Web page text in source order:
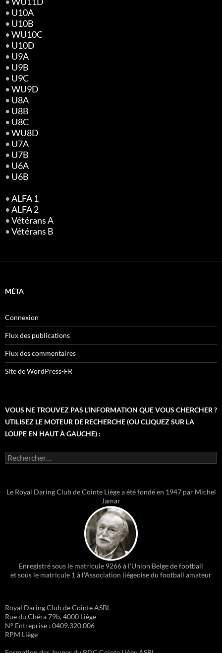
• U10A
• U10B
•WU10C
• U10D
• U9A
• U9B
• U9C
•WU9D
• U8A
• U8B
• U8C
•WU8D
• U7A
• U7B
• U6A
• U6B
•ALFA 1
•ALFA 2
•Vétérans A
•Vétérans B
MÉTA
Connexion
Flux des publications
Flux des commentaires
Site de WordPress-FR
VOUS NE TROUVEZ PAS L’INFORMATION QUE VOUS CHERCHER ?
UTILISEZ LE MOTEUR DE RECHERCHE (OU CLIQUEZ SUR LA
LOUPE EN HAUT À GAUCHE) :
Rechercher :
Le Royal Daring Club de Cointe Liège a été fondé en 1947 par Michel
Jamar
Enregistré sous le matricule 9266 à l'Union Belge de football
et sous le matricule 1 à l'Association liégeoise du football amateur
Royal Daring Club de Cointe ASBL
Rue du Chéra 79b, 4000 Liège
N° Entreprise : 0409.320.006
RPM Liège